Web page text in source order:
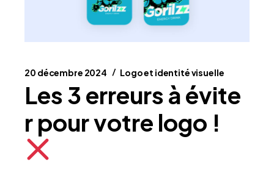
20 décembre 2024 Logo et identité visuelle
Les 3 erreurs à évite
r pour votre logo !